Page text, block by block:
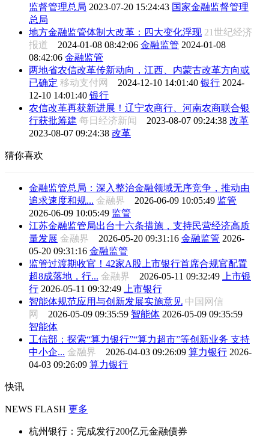
监督管理总局 2023-07-20 15:24:43 国家金融监督管理
总局
地方金融监管体制大改革：四大变化浮现 21世纪经济
报道 2024-01-08 08:42:06 金融监管 2024-01-08
08:42:06 金融监管
两地省农信改革传新动向，江西、内蒙古改革方向或
已确定 移动支付网 2024-12-10 14:01:40 银行 2024-
12-10 14:01:40 银行
农信改革再获新进展！辽宁农商行、河南农商联合银
行获批筹建 每日经济新闻 2023-08-07 09:24:38 改革
2023-08-07 09:24:38 改革
猜你喜欢
金融监管总局：深入整治金融领域无序竞争，推动由
追求速度和规... 金融界 2026-06-09 10:05:49 监管
2026-06-09 10:05:49 监管
江苏金融监管局出台十六条措施，支持民营经济高质
量发展 金融界 2026-05-20 09:31:16 金融监管 2026-
05-20 09:31:16 金融监管
监管过渡期收官！42家A股上市银行首席合规官配置
超8成落地，行... 金融界 2026-05-11 09:32:49
上市银
行 2026-05-11 09:32:49
上市银行
智能体规范应用与创新发展实施意见 中国网信
网 2026-05-09 09:35:59 智能体 2026-05-09 09:35:59
智能体
工信部：探索“算力银行”“算力超市”等创新业务 支持
中小企... 金融界 2026-04-03 09:26:09 算力银行 2026-
04-03 09:26:09 算力银行
快讯
NEWS FLASH 更多
杭州银行：完成发行200亿元金融债券